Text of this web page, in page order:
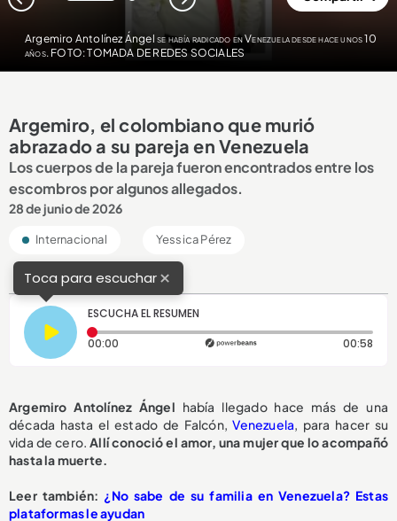
Argemiro Antolínez Ángel se había radicado en Venezuela desde hace unos 10
años. FOTO: TOMADA DE REDES SOCIALES
Argemiro, el colombiano que murió
abrazado a su pareja en Venezuela
Los cuerpos de la pareja fueron encontrados entre los
escombros por algunos allegados.
28 de junio de 2026
Internacional Yessica Pérez
Toca para escuchar×
ESCUCHA EL RESUMEN
00:00 Tiempo transcurrido: 0 segundos 00:58
Argemiro Antolínez Ángel había llegado hace más de una
década hasta el estado de Falcón,Venezuela, para hacer su
vida de cero.Allí conoció el amor, una mujer que lo acompañó
hasta la muerte.
Leer también: ¿No sabe de su familia en Venezuela? Estas
plataformas le ayudan